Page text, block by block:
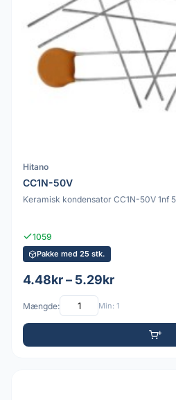
Hitano
CC1N-50V
Keramisk kondensator CC1N-50V 1nf
1059
Pakke med 25 stk.
4.48kr – 5.29kr
Mængde: Min: 1